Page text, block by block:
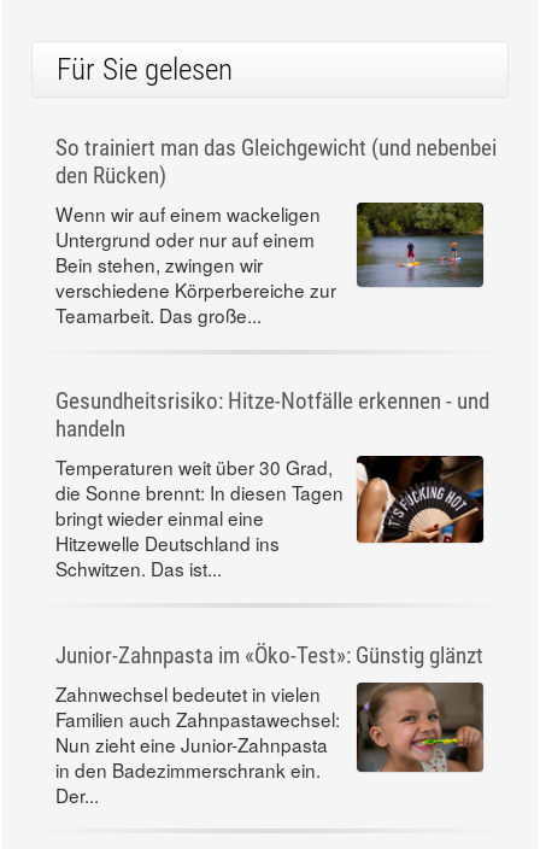
Für Sie gelesen
So trainiert man das Gleichgewicht (und nebenbei
den Rücken)
Wenn wir auf einem wackeligen
Untergrund oder nur auf einem
Bein stehen, zwingen wir
verschiedene Körperbereiche zur
Teamarbeit. Das große...
Gesundheitsrisiko: Hitze-Notfälle erkennen - und
handeln
Temperaturen weit über 30 Grad,
die Sonne brennt: In diesen Tagen
bringt wieder einmal eine
Hitzewelle Deutschland ins
Schwitzen. Das ist...
Junior-Zahnpasta im «Öko-Test»: Günstig glänzt
Zahnwechsel bedeutet in vielen
Familien auch Zahnpastawechsel:
Nun zieht eine Junior-Zahnpasta
in den Badezimmerschrank ein.
Der...